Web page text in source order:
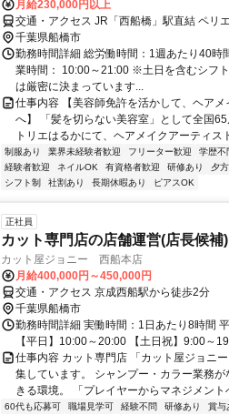
月給230,000円以上
交通・アクセス JR「西船橋」駅直結 ペリ
千葉県船橋市
勤務時間詳細 総労働時間：1週あたり40
業時間： 10:00～21:00 ※土日を含むシフ
は厳密に決まっています...
仕事内容 【美容師免許を活かして、ヘア
へ】 「髪を切らない美容室」として全国
トリエはるかにて、ヘアメイクアーティス
制服あり 業界未経験者歓迎 フリーター歓迎 学歴不
経験者歓迎
ネイルOK 有資格者歓迎 研修あり 夕方
シフト制
社割あり 長期休暇あり ピアスOK
正社員
カット専門店の店舗運営(店長候補)
カット屋ジョニー 西船本店
月給400,000円～450,000円
交通・アクセス 京成西船駅から徒歩2分
千葉県船橋市
勤務時間詳細 実働時間：1日あたり8時間
【平日】10:00～20:00 【土日祝】9:00～
仕事内容 カット専門店 「カット屋ジョニ
集しています。 シャンプー・カラー業務
きる環境。 「プレイヤーからマネジメント
60代も応募可 職場見学可 経験不問 研修あり 賞与